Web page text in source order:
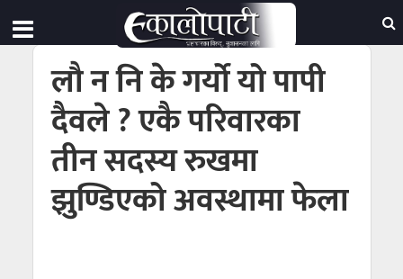
लौ न नि के गर्यो यो पापी
दैवले ? एकै परिवारका
तीन सदस्य रुखमा
झुण्डिएको अवस्थामा फेला